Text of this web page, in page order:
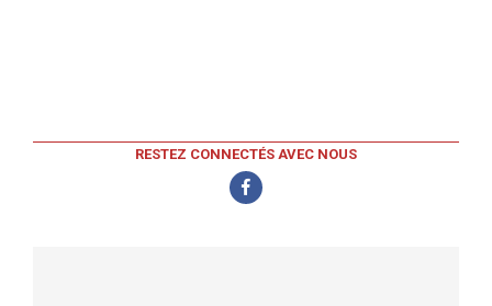
RESTEZ CONNECTÉS AVEC NOUS